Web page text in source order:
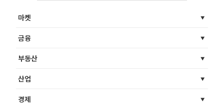
마켓
금융
부동산
산업
경제